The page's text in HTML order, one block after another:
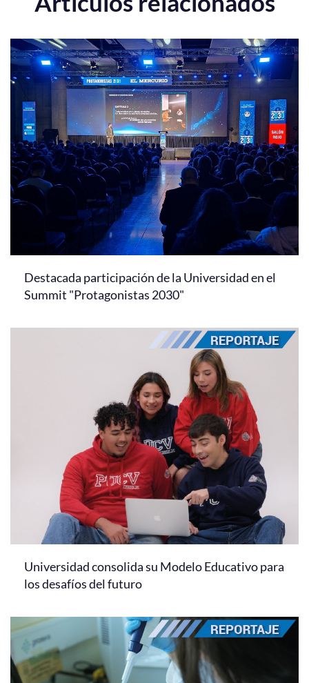
Destacada participación de la Universidad en el
Summit "Protagonistas 2030"
Universidad consolida su Modelo Educativo para
los desafíos del futuro